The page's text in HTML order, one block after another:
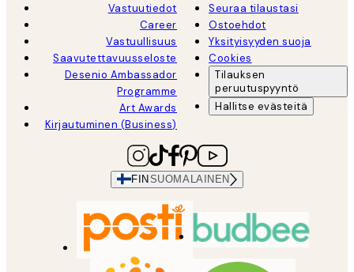
Vastuutiedot
Career
Vastuullisuus
Saavutettavuusseloste
Desenio Ambassador
Programme
Art Awards
Kirjautuminen (Business)
Seuraa tilaustasi
Ostoehdot
Yksityisyyden suoja
Cookies
Tilauksen
peruutuspyyntö
Hallitse evästeitä
FIN SUOMALAINEN